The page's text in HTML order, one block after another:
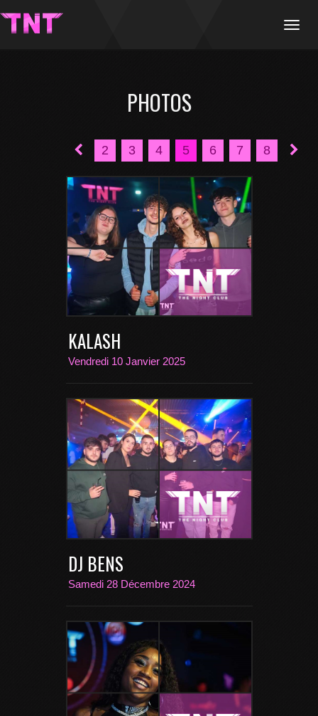
Menu
PHOTOS
2 3 4 5 6 7 8
KALASH
Vendredi 10 Janvier 2025
DJ BENS
Samedi 28 Décembre 2024